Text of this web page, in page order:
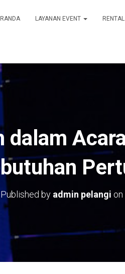
LAYANAN EVENT
dalam
Published by admin pelangi on